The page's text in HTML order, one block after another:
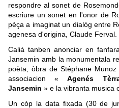
respondre al sonet de
escriure un sonet en l'onor de
pèça a imaginat un dialòg entre
agenesa d'origina, Claude Ferval.
Caliá tanben anonciar en
Jansemin amb la monumentala
poèta, òbra de Stéphane
associacion «Agenés
Jansemin » e la vibranta musica
Un còp la data fixada (30 de